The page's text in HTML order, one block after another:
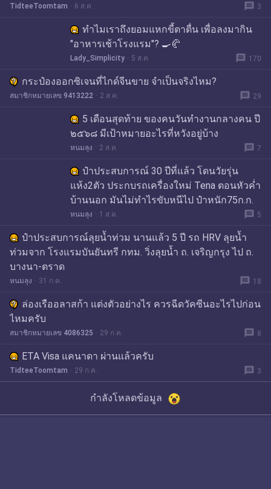
TidteeToomtam 6 ส.ค. message 3
ทำไมเราถึงยอมแหกขี้ตาตื่น เพื่อลงมากิน
"อาหารเช้าโรงแรม"? 🍳🥐
Lady_Simplicity 5 ส.ค. message 170
กระป๋องออกซิเจนที่ไกด์จีนขาย จำเป็นจริงไหม?
สมาชิกหมายเลข 9413222 2 ส.ค. message 29
5 เดือนสุดท้าย ของคนวันทำงานกลางคน ปี
๒๕๖๘ มีเป้าหมายอะไรที่หวังอยู่บ้าง
หนมลุง 2 ส.ค. message 7
ป๋าประสบการณ์ 30 ปีที่แล้ว โดนวัยรุ่น
แห้ง2ตัว ประกบรถเครื่องใหม่ Tena ตอนหัวค่ำ
บ้านนอก มันไม่ทำไรขับหนีไป ป๋าหนัก75ก.ก.
หนมลุง 1 ส.ค. message 5
ป๋าประสบการณ์ลุยน้ำท่วม นานแล้ว 5 ปี รถ HRV ลุยน้ำ
ท่วมจาก โรงแรมบันยันทรี กทม. วิ่งลุยน้ำ ถ. เจริญกรุง ไป ถ.
บางนา-ตราด
หนมลุง 31 ก.ค. message 18
ล่องเรืออลาสก้า แต่งตัวอย่างไร ควรฉีดวัคซีนอะไรไปก่อน
ไหมครับ
สมาชิกหมายเลข 4086325 29 ก.ค. message 8
ETA Visa แคนาดา ผ่านแล้วครับ
TidteeToomtam 29 ก.ค. message 3
กำลังโหลดข้อมูล